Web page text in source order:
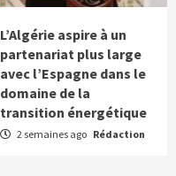
L’Algérie aspire à un
partenariat plus large
avec l’Espagne dans le
domaine de la
transition énergétique
2 semaines ago Rédaction